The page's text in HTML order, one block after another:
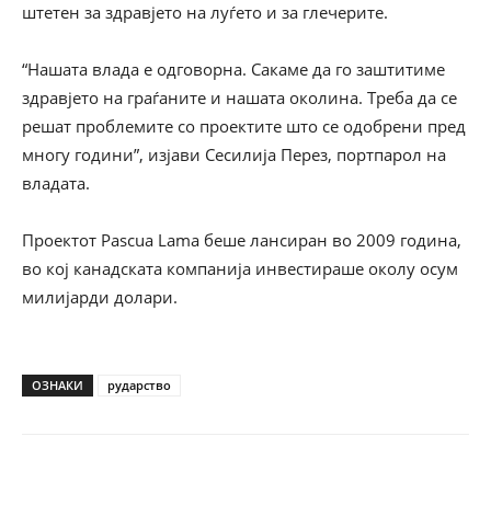
штетен за здравјето на луѓето и за глечерите.
“Нашата влада е одговорна. Сакаме да го заштитиме
здравјето на граѓаните и нашата околина. Треба да се
решат проблемите со проектите што се одобрени пред
многу години”, изјави Сесилија Перез, портпарол на
владата.
Проектот Pascua Lama беше лансиран во 2009 година,
во кој канадската компанија инвестираше околу осум
милијарди долари.
ОЗНАКИ рударство